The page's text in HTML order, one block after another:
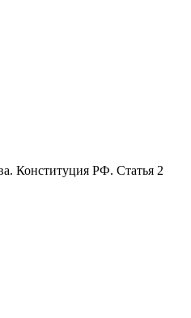
Конституция РФ. Статья 2